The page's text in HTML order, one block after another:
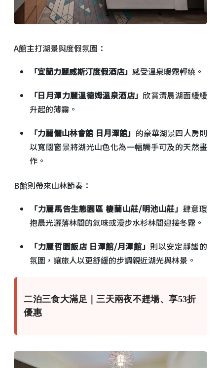
A館主打湖景與度假氛圍：
「宜蘭力麗威斯汀度假酒店」 感受溫泉暖霧輕繞。
「日月潭力麗溫德姆溫泉酒店」 欣賞清晨湖面緩緩
升起的薄霧。
「力麗儷山林會館 日月潭館」 的豪華湖景四人房則
以寬闊窗景將湖光山色化為一幅觸手可及的天然畫
作。
B館則帶來山林節奏：
「力麗馬告生態園區 棲蘭山莊/明池山莊」 肆意環
抱晨光灑落林間的氣味或漫步水杉林間迎接冬霧。
「力麗哲園飯店 日潭館/月潭館」 則以安定靜謐的
氛圍，讓旅人以更舒緩的步調親近湖光與林景。
二泊三食大滿足｜三天兩夜不趕場、享53折
優惠